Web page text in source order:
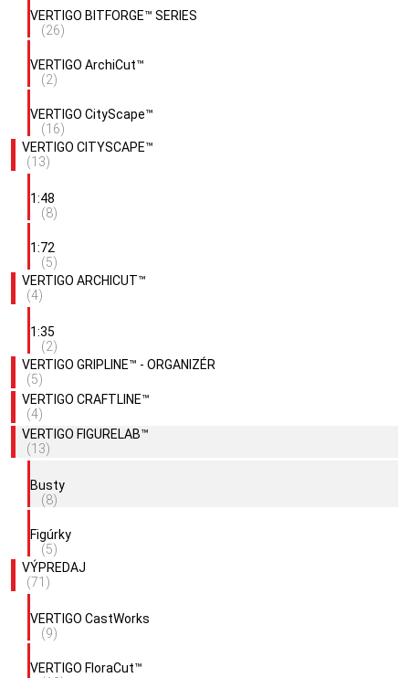
VERTIGO BITFORGE™ SERIES
(26)
VERTIGO ArchiCut™
(2)
VERTIGO CityScape™
(16)
VERTIGO CITYSCAPE™
(13)
1:48
(8)
1:72
(5)
VERTIGO ARCHICUT™
(4)
1:35
(2)
VERTIGO GRIPLINE™ - ORGANIZÉR
(5)
VERTIGO CRAFTLINE™
(4)
VERTIGO FIGURELAB™
(13)
Busty
(8)
Figúrky
(5)
VÝPREDAJ
(71)
VERTIGO CastWorks
(9)
VERTIGO FloraCut™